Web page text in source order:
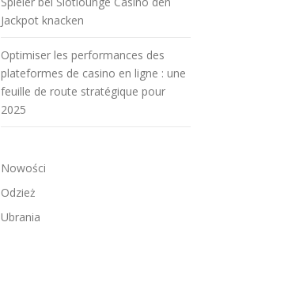
Jackpot knacken
Optimiser les performances des
plateformes de casino en ligne : une
feuille de route stratégique pour
2025
Nowości
Odzież
Ubrania